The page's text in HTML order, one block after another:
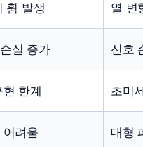
휨 발생 열 변
실 증가 신호
한계 초미
려움 대형